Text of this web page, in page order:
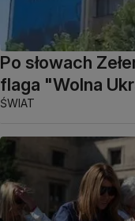
Po słowach
flaga "Wolna
ŚWIAT